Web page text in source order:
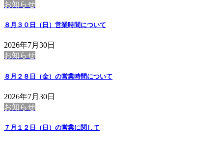
お知らせ
８月３０日（日）営業時間について
2026年7月30日
お知らせ
８月２８日（金）の営業時間について
2026年7月30日
お知らせ
７月１２日（日）の営業に関して